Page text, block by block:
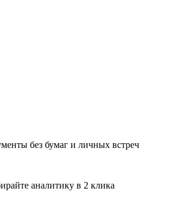
без бумаг и личных встреч
аналитику в 2 клика